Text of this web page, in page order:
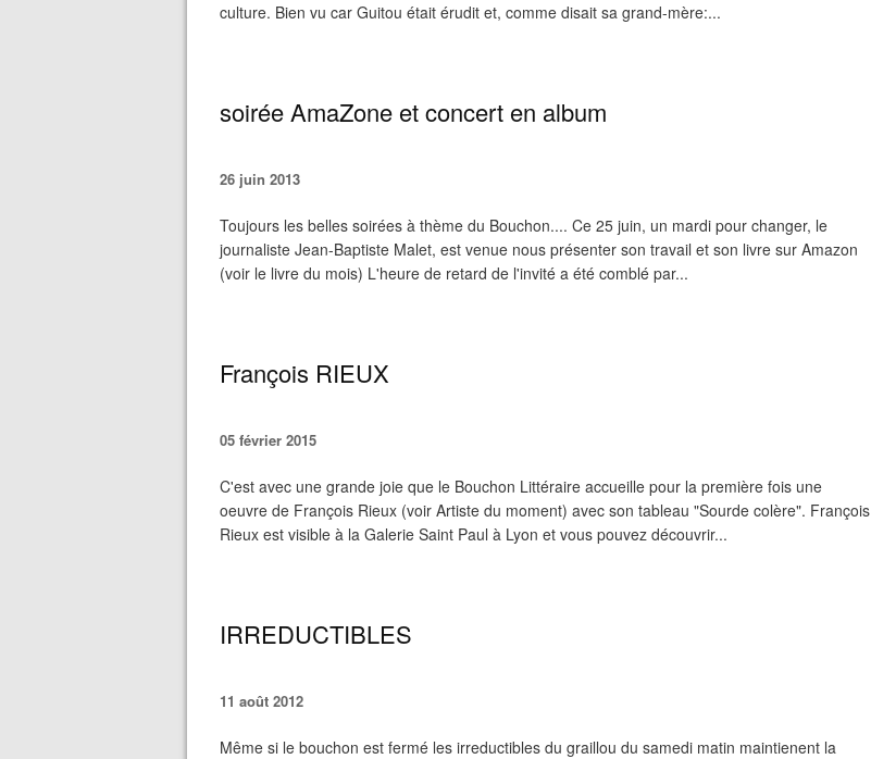
culture. Bien vu car Guitou était érudit et, comme disait sa grand-mère:...
soirée AmaZone et concert en album
26 juin 2013
Toujours les belles soirées à thème du Bouchon.... Ce 25 juin, un mardi pour changer, le
journaliste Jean-Baptiste Malet, est venue nous présenter son travail et son livre sur Amazon
(voir le livre du mois) L'heure de retard de l'invité a été comblé par...
François RIEUX
05 février 2015
C'est avec une grande joie que le Bouchon Littéraire accueille pour la première fois une
oeuvre de François Rieux (voir Artiste du moment) avec son tableau "Sourde colère". François
Rieux est visible à la Galerie Saint Paul à Lyon et vous pouvez découvrir...
IRREDUCTIBLES
11 août 2012
Même si le bouchon est fermé les irreductibles du graillou du samedi matin maintienent la